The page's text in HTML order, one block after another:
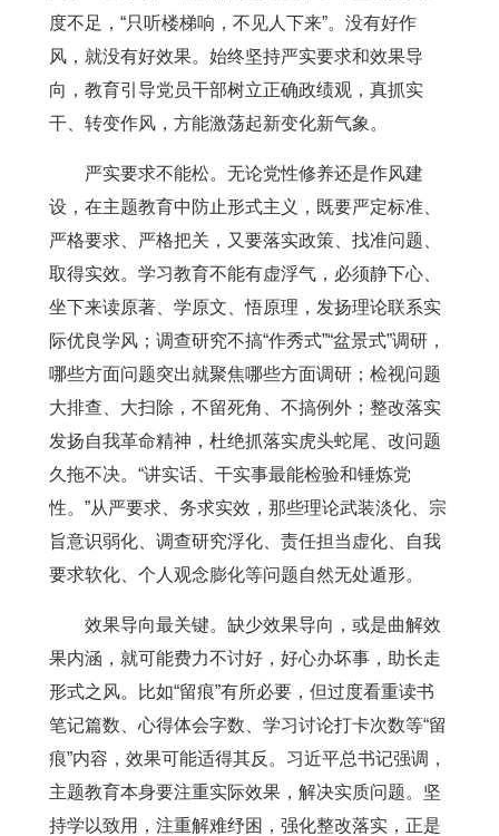
度不足，“只听楼梯响，不见人下来”。没有好作
风，就没有好效果。始终坚持严实要求和效果导
向，教育引导党员干部树立正确政绩观，真抓实
干、转变作风，方能激荡起新变化新气象。
严实要求不能松。无论党性修养还是作风建
设，在主题教育中防止形式主义，既要严定标准、
严格要求、严格把关，又要落实政策、找准问题、
取得实效。学习教育不能有虚浮气，必须静下心、
坐下来读原著、学原文、悟原理，发扬理论联系实
际优良学风；调查研究不搞“作秀式”“盆景式”调研，
哪些方面问题突出就聚焦哪些方面调研；检视问题
大排查、大扫除，不留死角、不搞例外；整改落实
发扬自我革命精神，杜绝抓落实虎头蛇尾、改问题
久拖不决。“讲实话、干实事最能检验和锤炼党
性。”从严要求、务求实效，那些理论武装淡化、宗
旨意识弱化、调查研究浮化、责任担当虚化、自我
要求软化、个人观念膨化等问题自然无处遁形。
效果导向最关键。缺少效果导向，或是曲解效
果内涵，就可能费力不讨好，好心办坏事，助长走
形式之风。比如“留痕”有所必要，但过度看重读书
笔记篇数、心得体会字数、学习讨论打卡次数等“留
痕”内容，效果可能适得其反。习近平总书记强调，
主题教育本身要注重实际效果，解决实质问题。坚
持学以致用，注重解难纾困，强化整改落实，正是